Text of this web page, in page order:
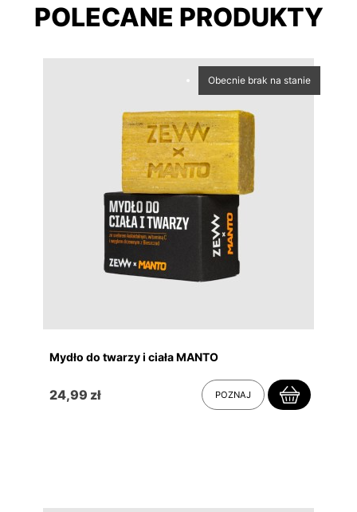
POLECANE PRODUKTY
Mydło do twarzy i ciała MANTO
24,99 zł POZNAJ
Obecnie brak na stanie